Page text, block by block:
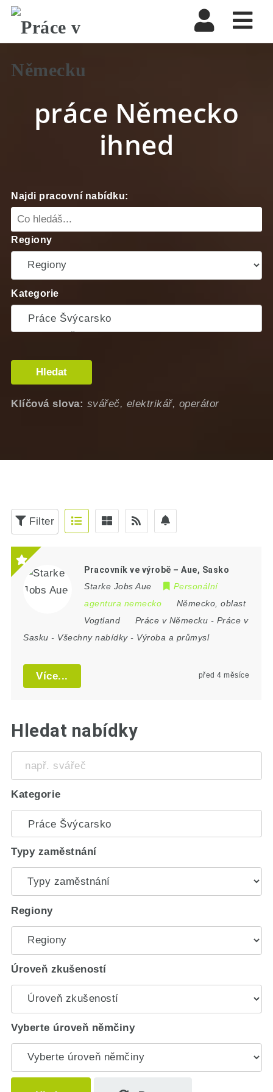
práce Německo
ihned
Najdi pracovní nabídku:
Regiony
Kategorie
Hledat
Klíčová slova: svářeč, elektrikář, operátor
Filter
Pracovník ve výrobě – Aue, Sasko
Starke Jobs Aue
Personální
agentura nemecko
Německo ,oblast
Vogtland
Práce v Německu - Práce v
Sasku - Všechny nabídky- Výroba a průmysl
Více... před 4 měsíce
Hledat nabídky
svářeč
Kategorie
Typy zaměstnání
Regiony
Úroveň zkušeností
Vyberte úroveň němčiny